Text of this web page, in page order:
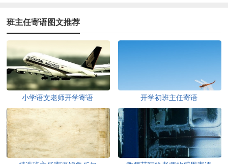
班主任寄语图文推荐
小学语文老师开学寄语 开学初班主任寄语